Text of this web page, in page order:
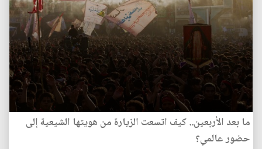
ما بعد الأربعين.. كيف اتسعت الزيارة من هويتها الشيعية إلى
حضور عالمي؟